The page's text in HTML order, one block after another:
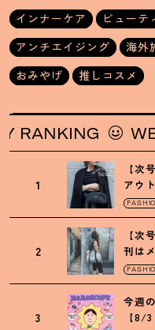
インナーケア
ビューテ
アンチエイジング
海外
おみやげ
推しコスメ
1
【次
アウ
トの
2
【次
刊は
の保
3
今週
【8/